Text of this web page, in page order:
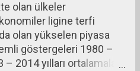
borçlanma faiz oranı
oranı yüzde 12,25.
olan ülkeler
ligine terfi
olan yükselen piyasa
göstergeleri 1980 –
2014 yılları ortalamaları